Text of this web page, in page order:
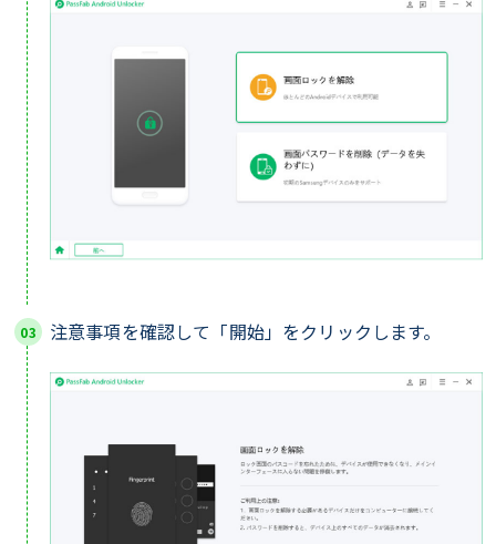
注意事項を確認して「開始」をクリックします。